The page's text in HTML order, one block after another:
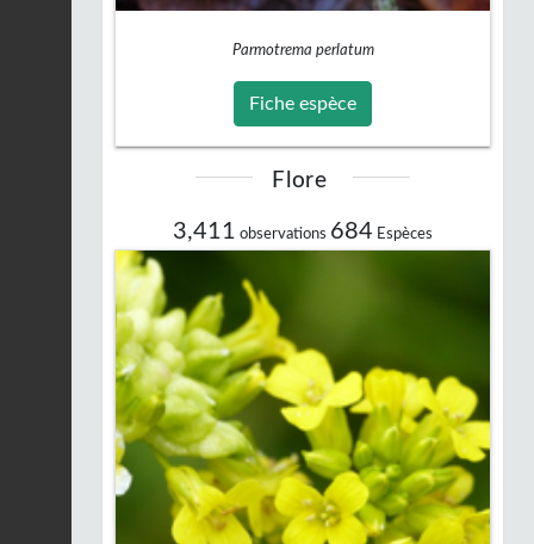
Parmotrema perlatum
Fiche espèce
Flore
3,411 observations 684 Espèces